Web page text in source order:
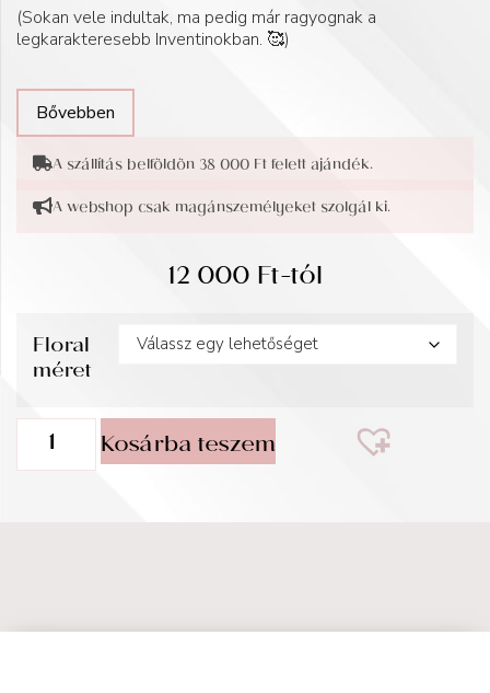
(Sokan vele indultak, ma pedig már ragyognak a
legkarakteresebb Inventinokban. 🥰)
Bővebben
A szállítás belföldön 38 000 Ft felett ajándék.
A webshop csak magánszemélyeket szolgál ki.
12 000Ft-tól
Floral
méret
Kosárba teszem